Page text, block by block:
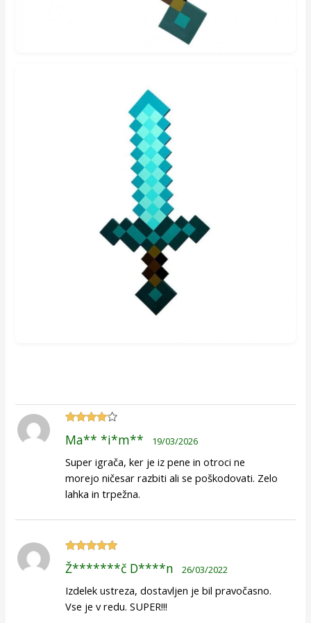
4od 5
Ma** *i*m** 19/03/2026
Super igrača, ker je iz pene in otroci ne
morejo ničesar razbiti ali se poškodovati. Zelo
lahka in trpežna.
Ocenjeno
od 5
Ž*******č D****n 26/03/2022
Izdelek ustreza, dostavljen je bil pravočasno.
Vse je v redu. SUPER!!!